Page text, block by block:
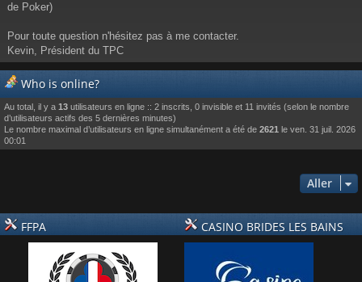
de Poker)
Pour toute question n'hésitez pas à me contacter.
Kevin, Président du TPC
Who is online?
Au total, il y a 13 utilisateurs en ligne :: 2 inscrits, 0 invisible et 11 invités (selon le nombre
d’utilisateurs actifs des 5 dernières minutes)
Le nombre maximal d’utilisateurs en ligne simultanément a été de 2621 le ven. 31 juil. 2026
00:01
Aller
FFPA CASINO BRIDES LES BAINS